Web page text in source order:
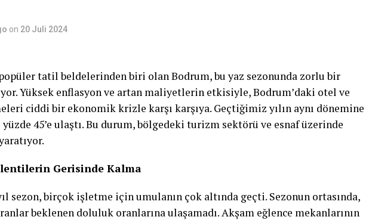
on 20 Juli 2024
tatil beldelerinden biri olan Bodrum, bu yaz sezonunda zorlu bir
Yüksek enflasyon ve artan maliyetlerin etkisiyle, Bodrum’daki otel ve
ciddi bir ekonomik krizle karşı karşıya. Geçtiğimiz yılın aynı dönemine
yüzde 45’e ulaştı. Bu durum, bölgedeki turizm sektörü ve esnaf üzerinde
Gerisinde Kalma
sezon, birçok işletme için umulanın çok altında geçti. Sezonun ortasında,
beklenen doluluk oranlarına ulaşamadı. Akşam eğlence mekanlarının